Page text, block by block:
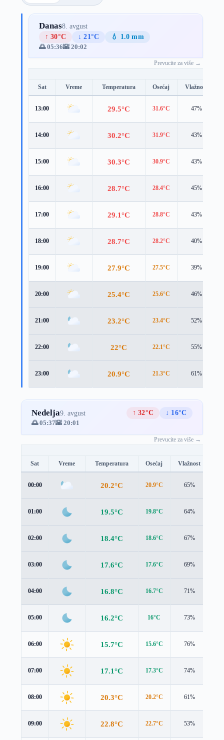
Danas8. avgust
↑ 30°C
↓ 21°C
💧 1.0 mm
🌅 05:36🌇 20:02
Prevucite za više →
Sat Vreme Temperatura Osećaj Vlažnost
13:00 29.5°C 31.6°C 47%
14:00 30.2°C 31.9°C 43%
15:00 30.3°C 30.9°C 43%
16:00 28.7°C 28.4°C 45%
17:00 29.1°C 28.8°C 43%
18:00 28.7°C 28.2°C 40%
19:00 27.9°C 27.5°C 39%
20:00 25.4°C 25.6°C 46%
21:00 23.2°C 23.4°C 52%
22:00 22°C 22.1°C 55%
23:00 20.9°C 21.3°C 61%
Nedelja9. avgust ↑ 32°C
↓ 16°C
🌅 05:37🌇 20:01
Prevucite za više →
Sat Vreme Temperatura Osećaj Vlažnost
00:00 20.2°C 20.9°C 65%
01:00 19.5°C 19.8°C 64%
02:00 18.4°C 18.6°C 67%
03:00 17.6°C 17.6°C 69%
04:00 16.8°C 16.7°C 71%
05:00 16.2°C 16°C 73%
06:00 15.7°C 15.6°C 76%
07:00 17.1°C 17.3°C 74%
08:00 20.3°C 20.2°C 61%
09:00 22.8°C 22.7°C 53%